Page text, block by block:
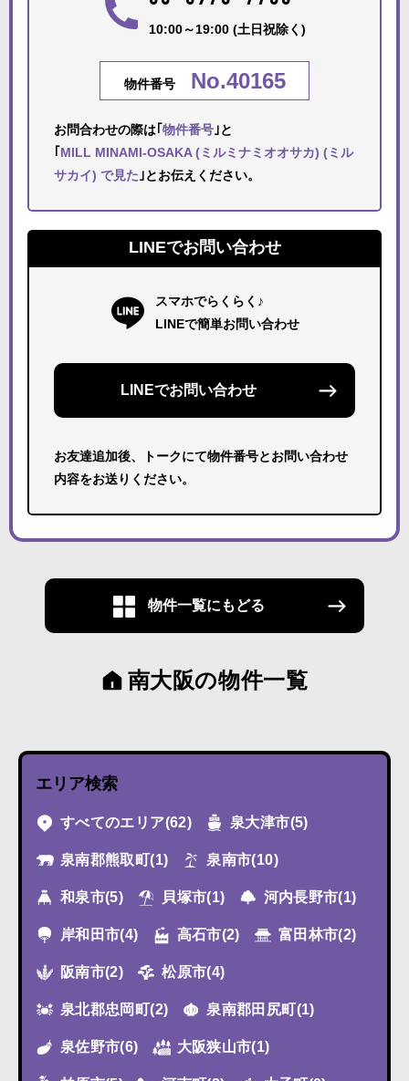
10:00～19:00 (土日祝除く)
物件番号 No.40165
お問合わせの際は｢ 物件番号 ｣と
MILL MINAMI-OSAKA (ミルミナミオオサカ) (ミル
サカイ) で見た ｣とお伝えください。
LINEでお問い合わせ
スマホでらくらく♪
LINEで簡単お問い合わせ
LINEでお問い合わせ
お友達追加後、トークにて物件番号とお問い合わせ
内容をお送りください。
物件一覧にもどる
南大阪の物件一覧
エリア検索
すべてのエリア(62) 泉大津市(5)
泉南郡熊取町(1) 泉南市(10)
和泉市(5) 貝塚市(1) 河内長野市(1)
岸和田市(4) 高石市(2) 富田林市(2)
阪南市(2) 松原市(4)
泉北郡忠岡町(2) 泉南郡田尻町(1)
泉佐野市(6) 大阪狭山市(1)